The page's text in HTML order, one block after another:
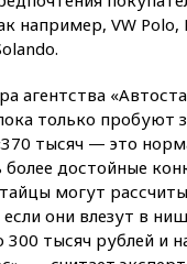
например, VW Polo,
агентства
только пробуют
тысяч — это
более достойные
могут
они влезут в
300 тысяч рублей и